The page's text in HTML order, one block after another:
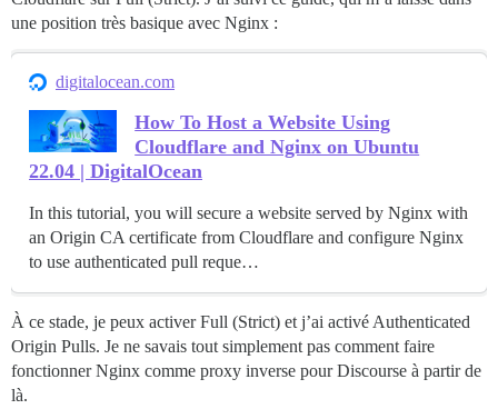
une position très basique avec Nginx :
digitalocean.com
How To Host a Website Using
Cloudflare and Nginx on Ubuntu
22.04 | DigitalOcean
In this tutorial, you will secure a website served by Nginx with
an Origin CA certificate from Cloudflare and configure Nginx
to use authenticated pull reque…
À ce stade, je peux activer Full (Strict) et j’ai activé Authenticated
Origin Pulls. Je ne savais tout simplement pas comment faire
fonctionner Nginx comme proxy inverse pour Discourse à partir de
là.